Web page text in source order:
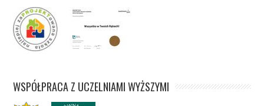
WSPÓŁPRACA Z UCZELNIAMI WYŻSZYMI